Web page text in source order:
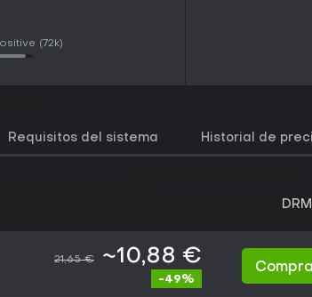
(72k)
Requisitos del sistema Historial de
21,65 € ~10,88 €
-49%